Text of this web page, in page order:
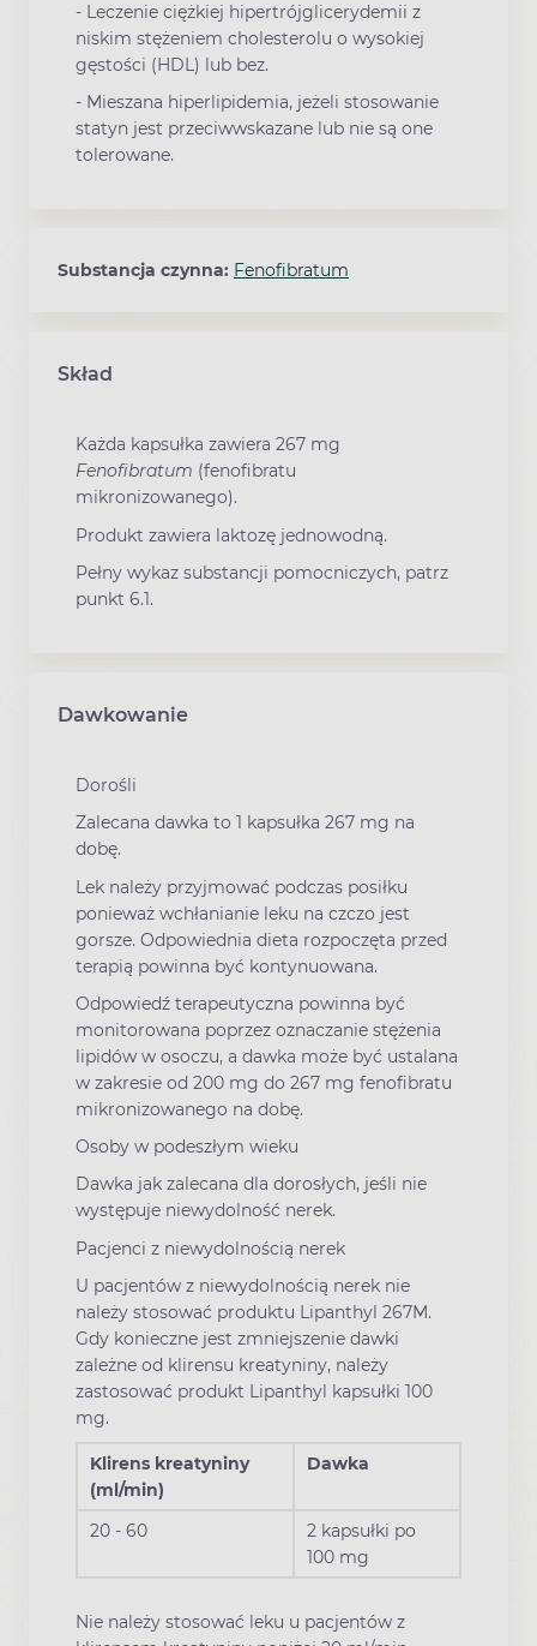
- Leczenie ciężkiej hipertrójglicerydemii z
niskim stężeniem cholesterolu o wysokiej
gęstości (HDL) lub bez.
- Mieszana hiperlipidemia, jeżeli stosowanie
statyn jest przeciwwskazane lub nie są one
tolerowane.
Substancja czynna: Fenofibratum
Skład
Każda kapsułka zawiera 267 mg
Fenofibratum (fenofibratu
mikronizowanego).
Produkt zawiera laktozę jednowodną.
Pełny wykaz substancji pomocniczych, patrz
punkt 6.1.
Dawkowanie
Dorośli
Zalecana dawka to 1 kapsułka 267 mg na
dobę.
Lek należy przyjmować podczas posiłku
ponieważ wchłanianie leku na czczo jest
gorsze. Odpowiednia dieta rozpoczęta przed
terapią powinna być kontynuowana.
Odpowiedź terapeutyczna powinna być
monitorowana poprzez oznaczanie stężenia
lipidów w osoczu, a dawka może być ustalana
w zakresie od 200 mg do 267 mg fenofibratu
mikronizowanego na dobę.
Osoby w podeszłym wieku
Dawka jak zalecana dla dorosłych, jeśli nie
występuje niewydolność nerek.
Pacjenci z niewydolnością nerek
U pacjentów z niewydolnością nerek nie
należy stosować produktu Lipanthyl 267M.
Gdy konieczne jest zmniejszenie dawki
zależne od klirensu kreatyniny, należy
zastosować produkt Lipanthyl kapsułki 100
mg.
Klirens kreatyniny
(ml/min)
Dawka
20 - 60
2 kapsułki po
100 mg
Nie należy stosować leku u pacjentów z